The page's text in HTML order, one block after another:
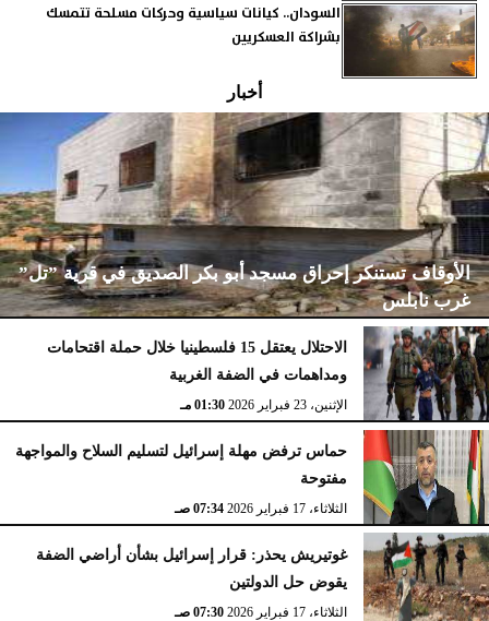
السودان.. كيانات سياسية وحركات مسلحة تتمسك
بشراكة العسكريين
أخبار
الأوقاف تستنكر إحراق مسجد أبو بكر الصديق في قرية ”تل”
غرب نابلس
الإثنين، 23 فبراير 2026 02:15 مـ
الاحتلال يعتقل 15 فلسطينيا خلال حملة اقتحامات
ومداهمات في الضفة الغربية
الإثنين، 23 فبراير 2026 01:30 مـ
حماس ترفض مهلة إسرائيل لتسليم السلاح والمواجهة
مفتوحة
الثلاثاء، 17 فبراير 2026 07:34 صـ
غوتيريش يحذر: قرار إسرائيل بشأن أراضي الضفة
يقوض حل الدولتين
الثلاثاء، 17 فبراير 2026 07:30 صـ